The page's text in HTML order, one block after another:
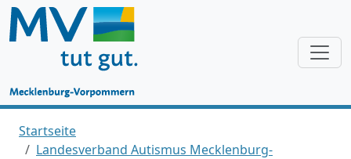
Startseite
Landesverband Autismus Mecklenburg-